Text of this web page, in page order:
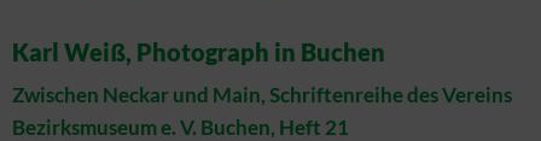
Karl Weiß, Photograph in Buchen
Zwischen Neckar und Main, Schriftenreihe des Vereins
Bezirksmuseum e. V. Buchen, Heft 21